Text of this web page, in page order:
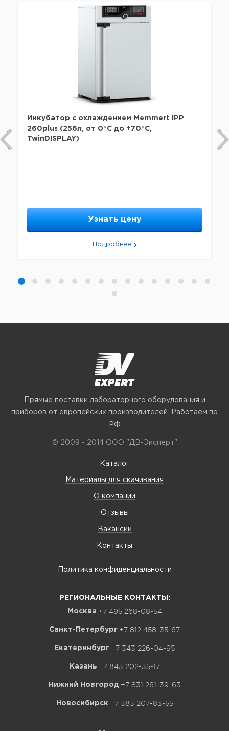
Инкубатор с охлаждением Memmert IPP
260plus (256л, от 0°С до +70°С,
TwinDISPLAY)
Узнать цену
Подробнее
Прямые поставки лабораторного оборудования и
приборов от европейских производителей. Работаем по
РФ
© 2009 - 2014 ООО "ДВ-Эксперт"
Каталог
Материалы для скачивания
О компании
Отзывы
Вакансии
Контакты
Политика конфиденциальности
РЕГИОНАЛЬНЫЕ КОНТАКТЫ:
Москва +7 495 268-08-54
Санкт-Петербург +7 812 458-35-67
Екатеринбург +7 343 226-04-95
Казань +7 843 202-35-17
Нижний Новгород +7 831 261-39-63
Новосибирск +7 383 207-83-55